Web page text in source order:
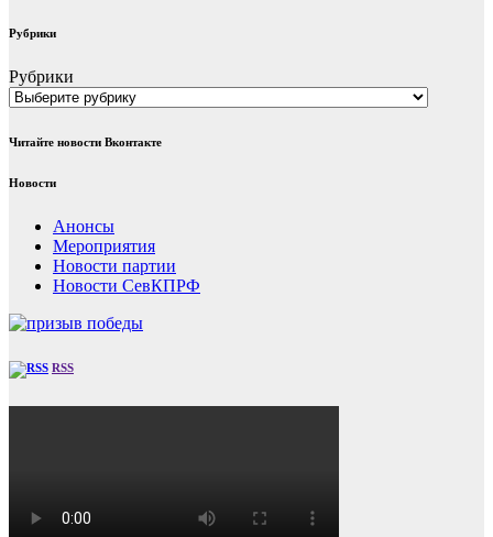
Рубрики
Рубрики
Читайте новости Вконтакте
Новости
Анонсы
Мероприятия
Новости партии
Новости СевКПРФ
RSS